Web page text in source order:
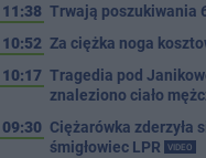
11:38 Trwają poszukiwania
10:52 Za ciężka noga
10:17 Tragedia pod
znaleziono ciało
09:30 Ciężarówka zderzyła
śmigłowiec LPR
VIDEO